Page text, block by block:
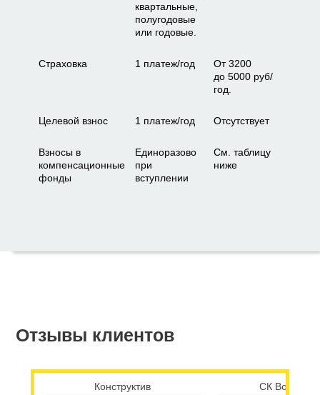
квартальные,
полугодовые
или годовые.
Страховка 1 платеж/год
От 3200
до 5000 руб/
год.
Целевой взнос 1 платеж/год Отсутствует
Взносы в
компенсационные
фонды
Единоразово
при
вступлении
См. таблицу
ниже
Отзывы клиентов
Конструктив СК